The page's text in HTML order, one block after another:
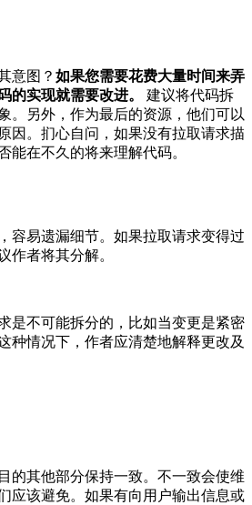
意图？ 如果您需要花费大量时间来弄
的实现就需要改进。
建议将代码拆
。另外，作为最后的资源，他们可以
因。扪心自问，如果没有拉取请求描
能在不久的将来理解代码。
容易遗漏细节。如果拉取请求变得过
作者将其分解。
是不可能拆分的，比如当变更是紧密
种情况下，作者应清楚地解释更改及
的其他部分保持一致。不一致会使维
应该避免。如果有向用户输出信息或